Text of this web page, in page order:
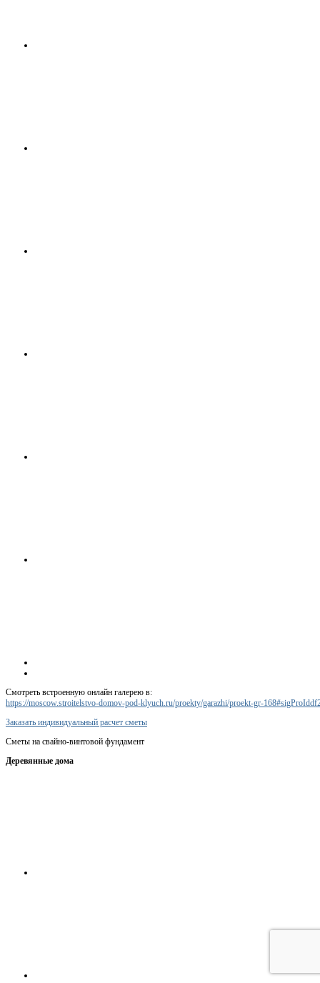
Смотреть встроенную онлайн галерею в:
https://moscow.stroitelstvo-domov-pod-klyuch.ru/proekty/garazhi/proekt-gr-
Заказать индивидуальный расчет сметы
Сметы на свайно-винтовой фундамент
Деревянные дома